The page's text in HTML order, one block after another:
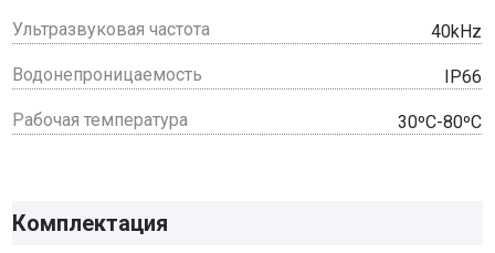
Ультразвуковая частота 40kHz
Водонепроницаемость IP66
Рабочая температура 30ºC-80ºC
Комплектация